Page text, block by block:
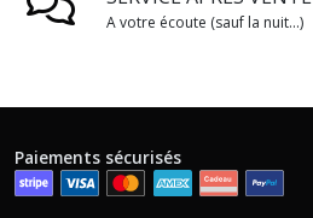
A votre écoute (sauf la nuit...)
Paiements sécurisés